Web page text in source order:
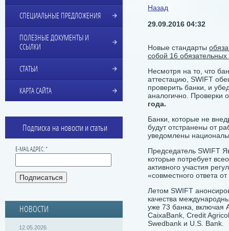
Назад
29.09.2016 04:32
Новые стандарты
собой 16
Несмотря на то, что
аттестацию, SWIFT
проверить банки, и
аналогично. Проверки
года.
Банки, которые не
будут отстранены от
уведомлены
Председатель SWIFT
которые потребует
активного участия
«совместного ответа
Летом SWIFT
качества
уже 73 банка, включая
CaixaBank, Credit
Swedbank и U.S. Bank.
СПЕЦИАЛЬНЫЕ ПРЕДЛОЖЕНИЯ
ПОЛЕЗНЫЕ ДОКУМЕНТЫ И
ССЫЛКИ
СТАТЬИ
КАРТА САЙТА
Подписка на новости и статьи
E-MAIL АДРЕС: *
НОВОСТИ
12.05.2026